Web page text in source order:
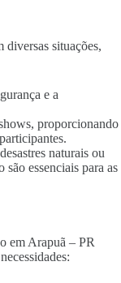
diversas situações,
e a
proporcionando
naturais ou
são essenciais para as
em Arapuã – PR